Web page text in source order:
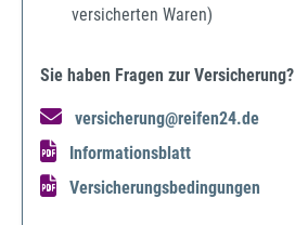
versicherten Waren)
Sie haben Fragen zur Versicherung?
versicherung@reifen24.de
Informationsblatt
Versicherungsbedingungen